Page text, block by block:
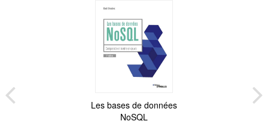
Les bases de données
NoSQL